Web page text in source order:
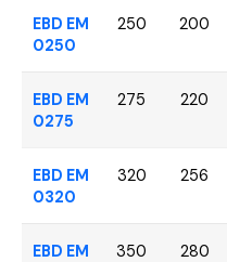
EBD EM
0250
250 200
EBD EM
0275
275 220
EBD EM
0320
320 256
EBD EM
350 280